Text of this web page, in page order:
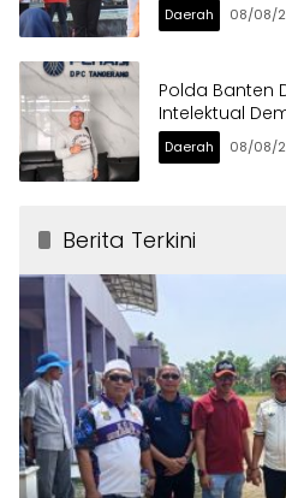
Daerah 08/08/
Polda Banten
Intelektual
Daerah 08/08/
Berita Terkini